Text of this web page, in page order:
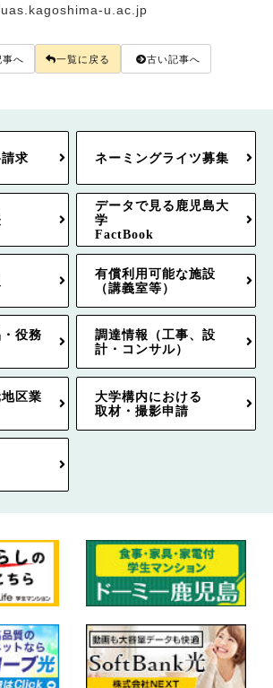
u.ac.jp
事へ 一覧に戻る 古い記事へ
求 ネーミングライツ募集
データで見る鹿児島大
学
FactBook
有償利用可能な施設
（講義室等）
役務
調達情報（工事、設
計・コンサル）
区業
大学構内における
取材・撮影申請